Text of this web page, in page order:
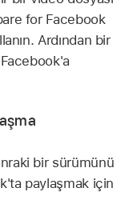
for Facebook
Ardından bir
bir sürümünü
paylaşmak için